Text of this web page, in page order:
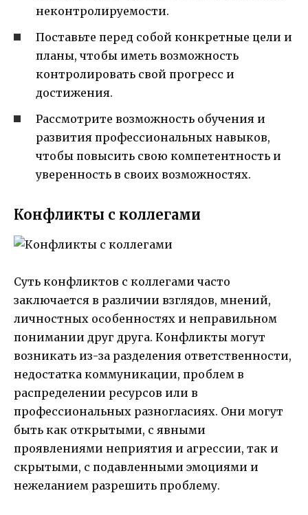
неконтролируемости.
Поставьте перед собой конкретные цели и
планы, чтобы иметь возможность
контролировать свой прогресс и
достижения.
Рассмотрите возможность обучения и
развития профессиональных навыков,
чтобы повысить свою компетентность и
уверенность в своих возможностях.
Конфликты с коллегами
Суть конфликтов с коллегами часто
заключается в различии взглядов, мнений,
личностных особенностях и неправильном
понимании друг друга. Конфликты могут
возникать из-за разделения ответственности,
недостатка коммуникации, проблем в
распределении ресурсов или в
профессиональных разногласиях. Они могут
быть как открытыми, с явными
проявлениями неприятия и агрессии, так и
скрытыми, с подавленными эмоциями и
нежеланием разрешить проблему.